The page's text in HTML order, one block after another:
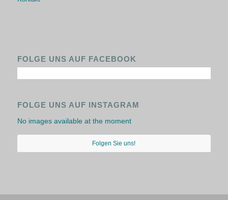
FOLGE UNS AUF FACEBOOK
FOLGE UNS AUF INSTAGRAM
No images available at the moment
Folgen Sie uns!